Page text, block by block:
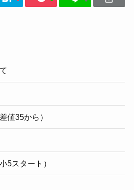
値35から）
5スタート）